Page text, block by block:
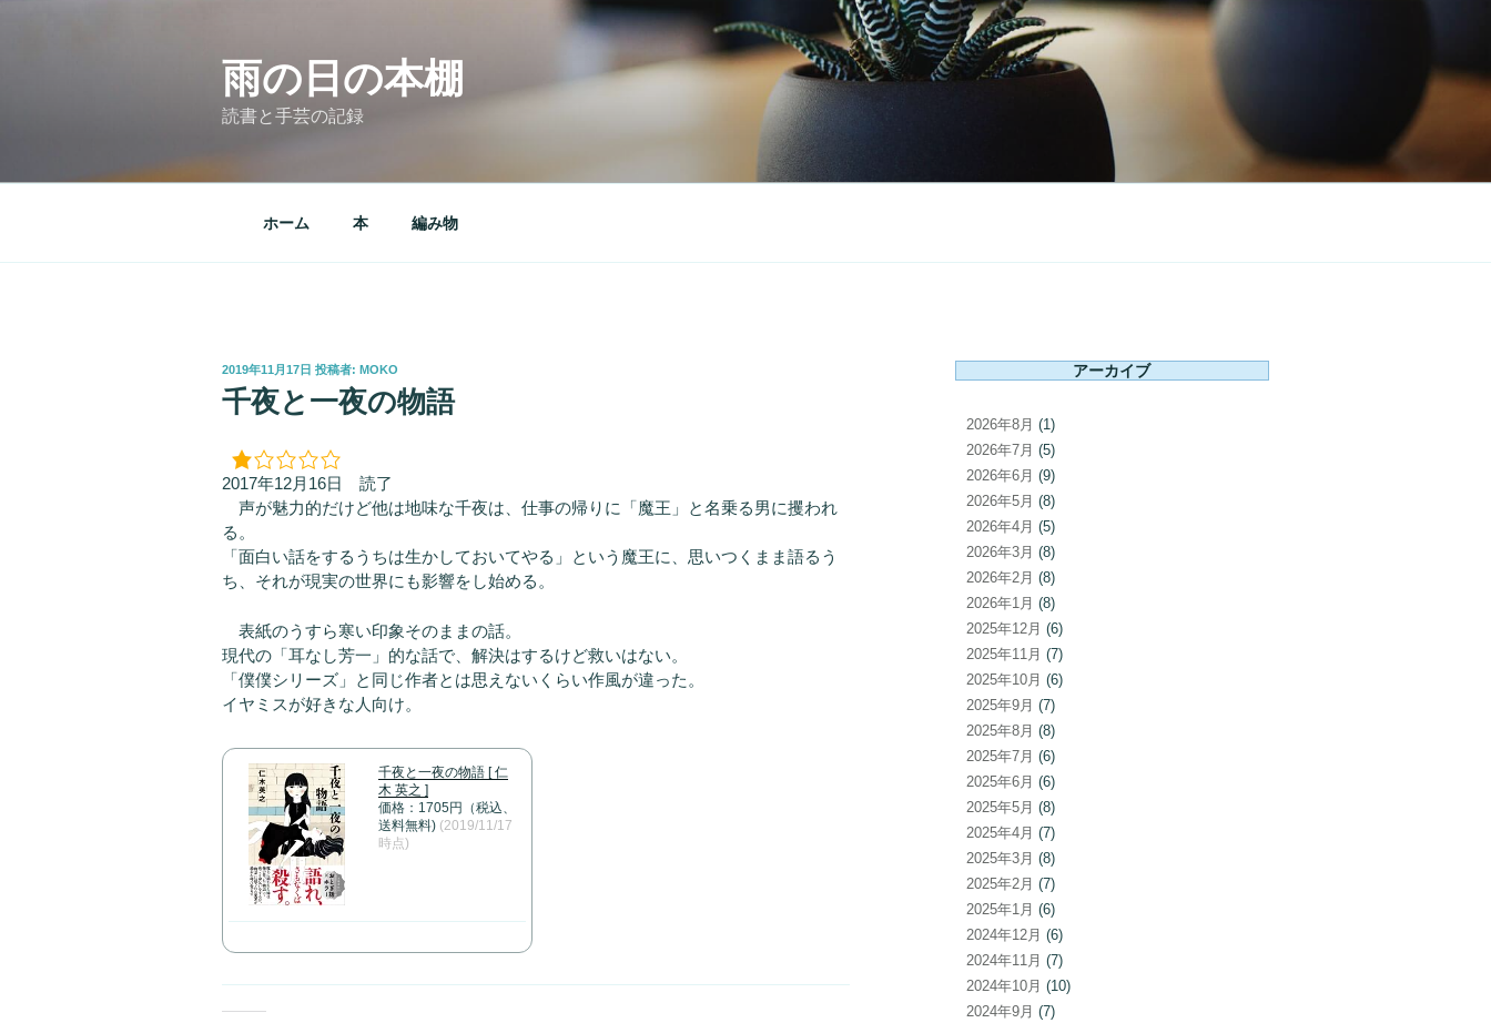
雨の日の本棚
読書と手芸の記録
ホーム 本 編み物
投
稿
日:
2019年11月17日 投稿者: MOKO
千夜と一夜の物語
2017年12月16日 読了
声が魅力的だけど他は地味な千夜は、仕事の帰りに「魔王」と名乗る男に攫われ
る。
「面白い話をするうちは生かしておいてやる」という魔王に、思いつくまま語るう
ち、それが現実の世界にも影響をし始める。
表紙のうすら寒い印象そのままの話。
現代の「耳なし芳一」的な話で、解決はするけど救いはない。
「僕僕シリーズ」と同じ作者とは思えないくらい作風が違った。
イヤミスが好きな人向け。
千夜と一夜の物語 [ 仁
木 英之 ]
価格：1705円（税込、
送料無料) (2019/11/17
時点)
アーカイブ
2026年8月 (1)
2026年7月 (5)
2026年6月 (9)
2026年5月 (8)
2026年4月 (5)
2026年3月 (8)
2026年2月 (8)
2026年1月 (8)
2025年12月 (6)
2025年11月 (7)
2025年10月 (6)
2025年9月 (7)
2025年8月 (8)
2025年7月 (6)
2025年6月 (6)
2025年5月 (8)
2025年4月 (7)
2025年3月 (8)
2025年2月 (7)
2025年1月 (6)
2024年12月 (6)
2024年11月 (7)
2024年10月 (10)
2024年9月 (7)